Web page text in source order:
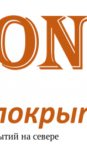
на севере